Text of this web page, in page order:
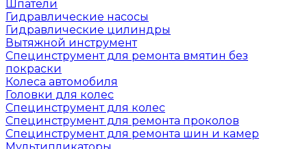
Шпатели
Гидравлические насосы
Гидравлические цилиндры
Вытяжной инструмент
Специнструмент для ремонта вмятин без
покраски
Колеса автомобиля
Головки для колес
Специнструмент для колес
Специнструмент для ремонта проколов
Специнструмент для ремонта шин и камер